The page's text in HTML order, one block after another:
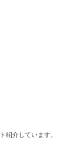
紹介しています。